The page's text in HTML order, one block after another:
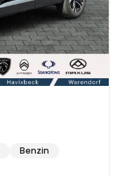
Benzin